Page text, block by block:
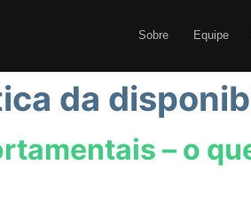
Sobre Equipe
da
– o